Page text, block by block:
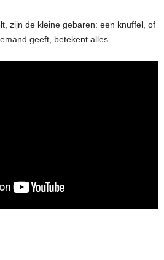
zijn de kleine gebaren: een knuffel, of
geeft, betekent alles.